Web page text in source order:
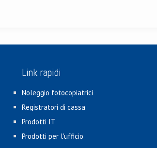
Link rapidi
Noleggio fotocopiatrici
Registratori di cassa
Prodotti IT
Prodotti per l'ufficio